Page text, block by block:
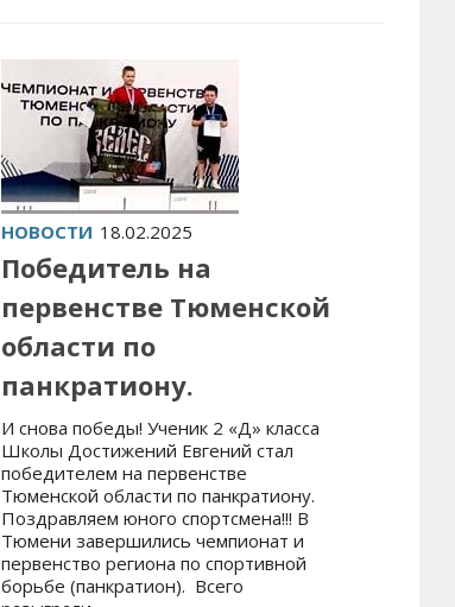
НОВОСТИ 18.02.2025
Победитель на
первенстве Тюменской
области по
панкратиону.
И снова победы! Ученик 2 «Д» класса
Школы Достижений Евгений стал
победителем на первенстве
Тюменской области по панкратиону.
Поздравляем юного спортсмена!!! В
Тюмени завершились чемпионат и
первенство региона по спортивной
борьбе (панкратион). Всего